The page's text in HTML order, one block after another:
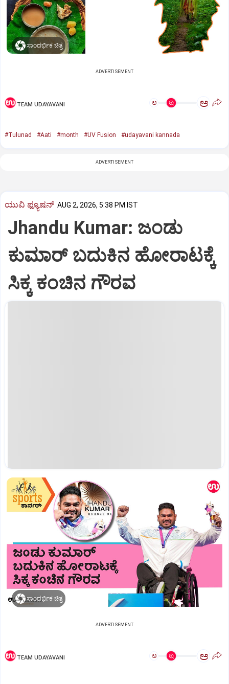
ಸಾಂದರ್ಭಿಕ ಚಿತ್ರ
ADVERTISEMENT
TEAM UDAYAVANI ಅ ಅ
#Tulunad #Aati #month #UV Fusion #udayavani kannada
ADVERTISEMENT
ಯುವಿ ಫ್ಯೂಷನ್ AUG 2, 2026, 5:38 PM IST
Jhandu Kumar: ಜಂಡು
ಕುಮಾರ್‌ ಬದುಕಿನ ಹೋರಾಟಕ್ಕೆ
ಸಿಕ್ಕ ಕಂಚಿನ ಗೌರವ
ಸಾಂದರ್ಭಿಕ ಚಿತ್ರ
ADVERTISEMENT
TEAM UDAYAVANI ಅ ಅ